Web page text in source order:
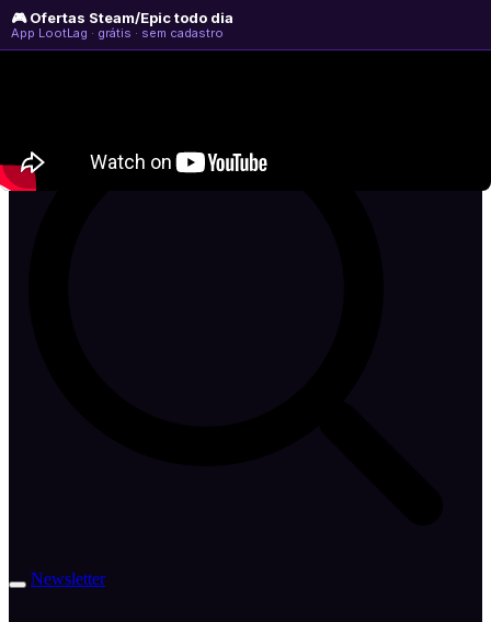
🎮 Ofertas Steam/Epic todo dia
App LootLag · grátis · sem cadastro
quinta-feira, 06 de agosto de 2026
Newsletter
Newsletter